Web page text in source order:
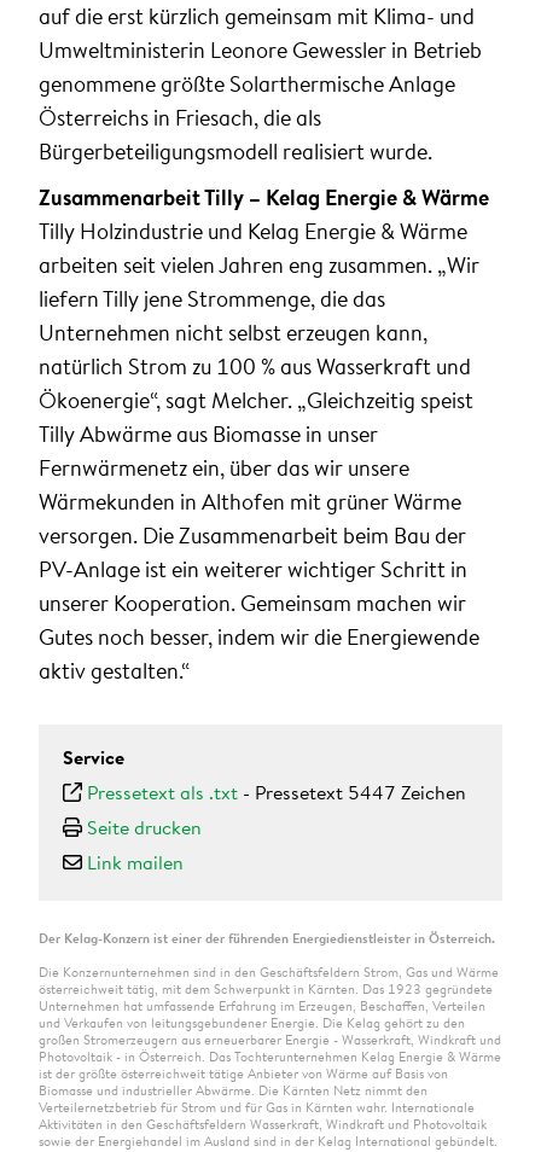
auf die erst kürzlich gemeinsam mit Klima- und
Umweltministerin Leonore Gewessler in Betrieb
genommene größte Solarthermische Anlage
Österreichs in Friesach, die als
Bürgerbeteiligungsmodell realisiert wurde.
Zusammenarbeit Tilly – Kelag Energie & Wärme
Tilly Holzindustrie und Kelag Energie & Wärme
arbeiten seit vielen Jahren eng zusammen. „Wir
liefern Tilly jene Strommenge, die das
Unternehmen nicht selbst erzeugen kann,
natürlich Strom zu 100 % aus Wasserkraft und
Ökoenergie“, sagt Melcher. „Gleichzeitig speist
Tilly Abwärme aus Biomasse in unser
Fernwärmenetz ein, über das wir unsere
Wärmekunden in Althofen mit grüner Wärme
versorgen. Die Zusammenarbeit beim Bau der
PV-Anlage ist ein weiterer wichtiger Schritt in
unserer Kooperation. Gemeinsam machen wir
Gutes noch besser, indem wir die Energiewende
aktiv gestalten.“
Service
Pressetext als .txt - Pressetext 5447 Zeichen
Seite drucken
Link mailen
Der Kelag-Konzern ist einer der führenden Energiedienstleister in Österreich.
Die Konzernunternehmen sind in den Geschäftsfeldern Strom, Gas und Wärme
österreichweit tätig, mit dem Schwerpunkt in Kärnten. Das 1923 gegründete
Unternehmen hat umfassende Erfahrung im Erzeugen, Beschaffen, Verteilen
und Verkaufen von leitungsgebundener Energie. Die Kelag gehört zu den
großen Stromerzeugern aus erneuerbarer Energie - Wasserkraft, Windkraft und
Photovoltaik - in Österreich. Das Tochterunternehmen Kelag Energie & Wärme
ist der größte österreichweit tätige Anbieter von Wärme auf Basis von
Biomasse und industrieller Abwärme. Die Kärnten Netz nimmt den
Verteilernetzbetrieb für Strom und für Gas in Kärnten wahr. Internationale
Aktivitäten in den Geschäftsfeldern Wasserkraft, Windkraft und Photovoltaik
sowie der Energiehandel im Ausland sind in der Kelag International gebündelt.